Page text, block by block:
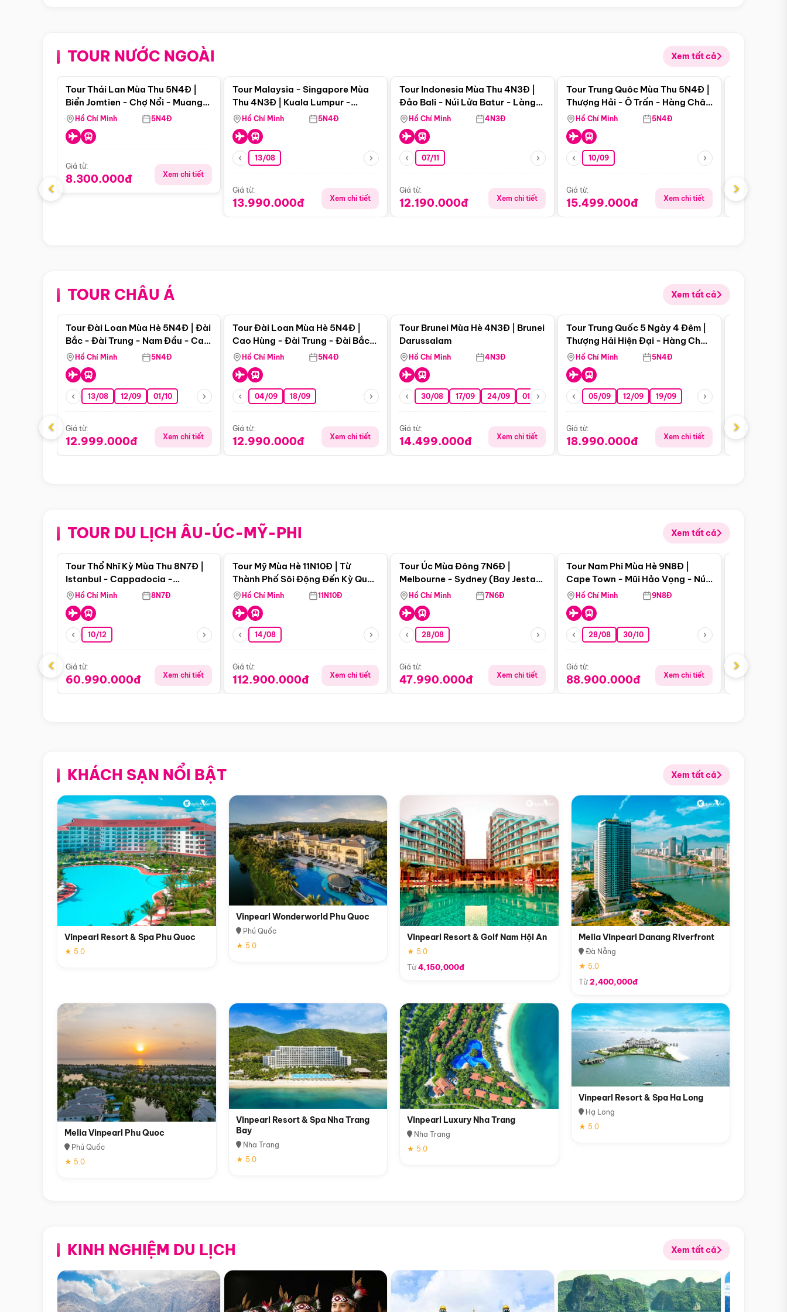
TOUR NƯỚC NGOÀI Xem tất cả
Điểm nổi bật
Tour Thái Lan Mùa Thu 5N4Đ |
Biển Jomtien - Chợ Nổi - Muang
Boran - Suanthai (Bay Vietnam
Airlines)
Hồ Chí Minh 5N4Đ
Giá từ:
8.300.000đ Xem chi tiết
Tour Malaysia - Singapore Mùa
Thu 4N3Đ | Kuala Lumpur -
Malacca - Johor Baru -
Singapore
Hồ Chí Minh 5N4Đ
13/08
Giá từ:
13.990.000đ Xem chi tiết
Tour Indonesia Mùa Thu 4N3Đ |
Đảo Bali - Núi Lửa Batur - Làng
Penglipuran
Hồ Chí Minh 4N3Đ
07/11
Giá từ:
12.190.000đ Xem chi tiết
Điểm nổi bật
Tour Trung Quôc Mùa Thu 5N4Đ |
Thượng Hải - Ô Trấn - Hàng Châu
(Tour Không Shopping)
Hồ Chí Minh 5N4Đ
10/09
Giá từ:
15.499.000đ Xem chi tiết
Giá từ:
‹ ›
TOUR CHÂU Á Xem tất cả
Điểm nổi bật
Tour Đài Loan Mùa Hè 5N4Đ | Đài
Bắc - Đài Trung - Nam Đầu - Cao
Hùng ( Bay Vn)
Hồ Chí Minh 5N4Đ
13/08 12/09 01/10
Giá từ:
12.999.000đ Xem chi tiết
Tour Đài Loan Mùa Hè 5N4Đ |
Cao Hùng - Đài Trung - Đài Bắc
(Bay Vj)
Hồ Chí Minh 5N4Đ
04/09 18/09
Giá từ:
12.990.000đ Xem chi tiết
Tour Brunei Mùa Hè 4N3Đ | Brunei
Darussalam
Hồ Chí Minh 4N3Đ
30/08 17/09 24/09 01/10 15/10 29/10
Giá từ:
14.499.000đ Xem chi tiết
Điểm nổi bật
Tour Trung Quốc 5 Ngày 4 Đêm |
Thượng Hải Hiện Đại - Hàng Châu
Nên Thơ - Ô Trấn Cổ Kính
Hồ Chí Minh 5N4Đ
05/09 12/09 19/09
Giá từ:
18.990.000đ Xem chi tiết
Giá từ:
‹ ›
TOUR DU LỊCH ÂU-ÚC-MỸ-PHI Xem tất cả
Điểm nổi bật
Tour Thổ Nhĩ Kỳ Mùa Thu 8N7Đ |
Istanbul - Cappadocia -
Pamukkale
Hồ Chí Minh 8N7Đ
10/12
Giá từ:
60.990.000đ Xem chi tiết
Tour Mỹ Mùa Hè 11N10Đ | Từ
Thành Phố Sôi Động Đến Kỳ Quan
Thiên Nhiên Mỹ
Hồ Chí Minh 11N10Đ
14/08
Giá từ:
112.900.000đ Xem chi tiết
Tour Úc Mùa Đông 7N6Đ |
Melbourne - Sydney (Bay Jestar
Airways)
Hồ Chí Minh 7N6Đ
28/08
Giá từ:
47.990.000đ Xem chi tiết
Điểm nổi bật
Tour Nam Phi Mùa Hè 9N8Đ |
Cape Town - Mũi Hảo Vọng - Núi
Bàn - Johannesburg - Pretoria -
Safari - Lodge
Hồ Chí Minh 9N8Đ
28/08 30/10
Giá từ:
88.900.000đ Xem chi tiết
Giá từ:
‹ ›
KHÁCH SẠN NỔI BẬT Xem tất cả
Vinpearl Resort & Spa Phu Quoc
★ 5.0
Vinpearl Wonderworld Phu Quoc
Phú Quốc
★ 5.0
Vinpearl Resort & Golf Nam Hội An
★ 5.0
Từ4,150,000đ
Melia Vinpearl Danang Riverfront
Đà Nẵng
★ 5.0
Từ2,400,000đ
Melia Vinpearl Phu Quoc
Phú Quốc
★ 5.0
Vinpearl Resort & Spa Nha Trang
Bay
Nha Trang
★ 5.0
Vinpearl Luxury Nha Trang
Nha Trang
★ 5.0
Vinpearl Resort & Spa Ha Long
Hạ Long
★ 5.0
KINH NGHIỆM DU LỊCH Xem tất cả